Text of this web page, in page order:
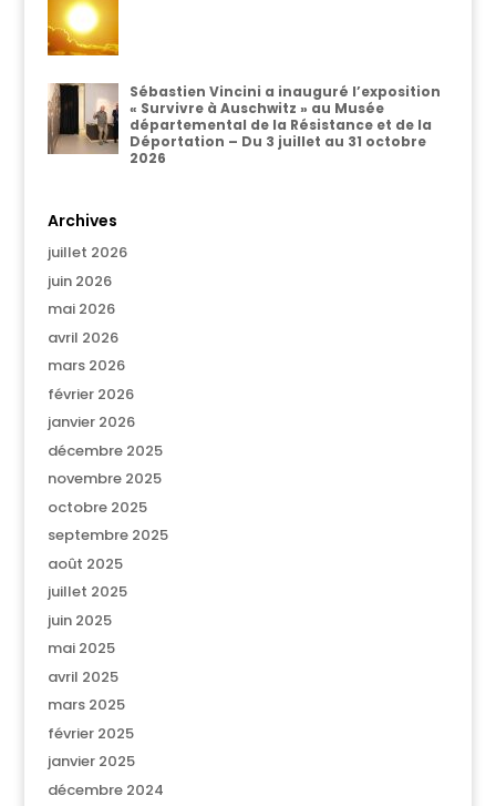
Sébastien Vincini a inauguré l’exposition
« Survivre à Auschwitz » au Musée
départemental de la Résistance et de la
Déportation – Du 3 juillet au 31 octobre
2026
Archives
juillet 2026
juin 2026
mai 2026
avril 2026
mars 2026
février 2026
janvier 2026
décembre 2025
novembre 2025
octobre 2025
septembre 2025
août 2025
juillet 2025
juin 2025
mai 2025
avril 2025
mars 2025
février 2025
janvier 2025
décembre 2024